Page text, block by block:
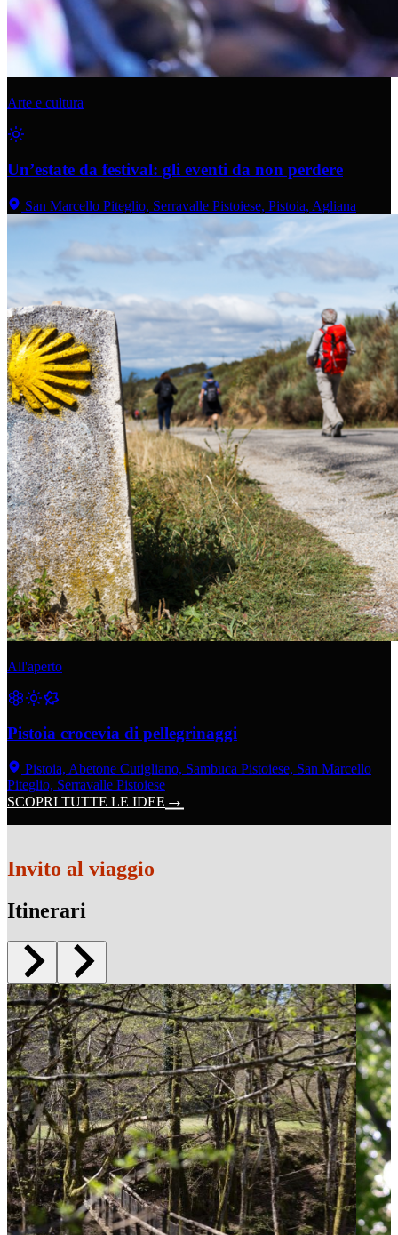
Arte e cultura
Un’estate da festival: gli eventi da non perdere
San Marcello Piteglio, Serravalle Pistoiese, Pistoia, Agliana
All'aperto
Pistoia crocevia di pellegrinaggi
Pistoia, Abetone Cutigliano, Sambuca Pistoiese, San Marcello
Piteglio, Serravalle Pistoiese
SCOPRI TUTTE LE IDEE
Invito al viaggio
Itinerari